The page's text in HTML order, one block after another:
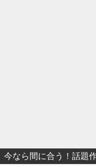
今なら間に合う！話題